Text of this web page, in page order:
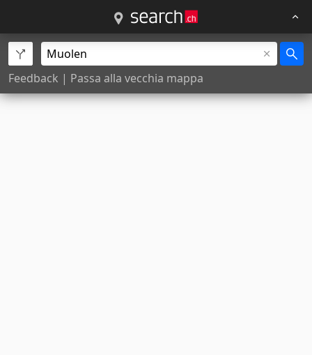
Feedback | Passa alla vecchia mappa